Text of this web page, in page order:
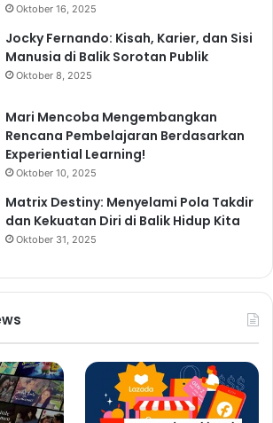
Oktober 16, 2025
Jocky Fernando: Kisah, Karier, dan Sisi
Manusia di Balik Sorotan Publik
Oktober 8, 2025
Mari Mencoba Mengembangkan
Rencana Pembelajaran Berdasarkan
Experiential Learning!
Oktober 10, 2025
Matrix Destiny: Menyelami Pola Takdir
dan Kekuatan Diri di Balik Hidup Kita
Oktober 31, 2025